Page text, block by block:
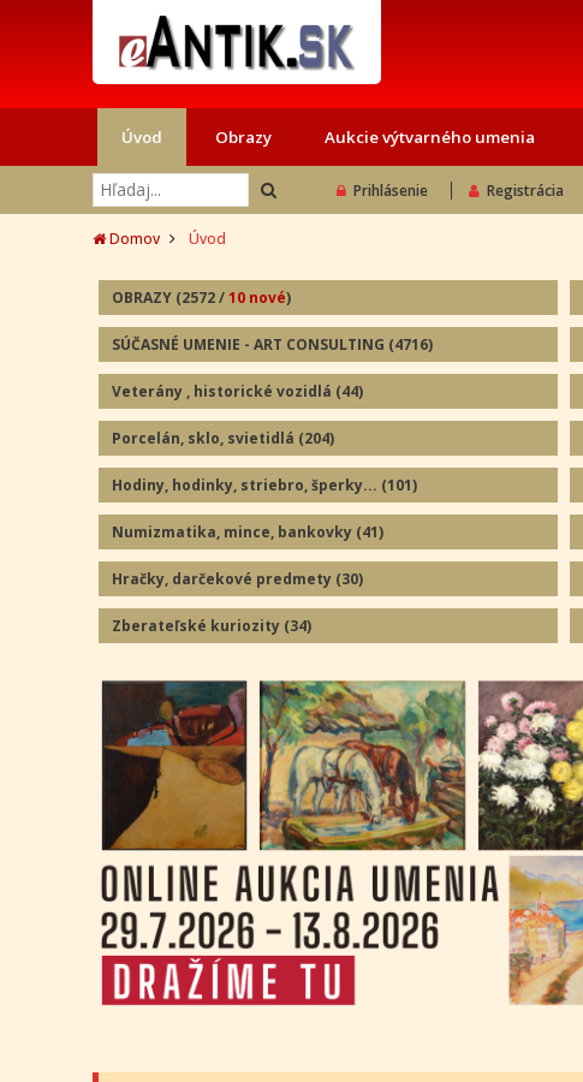
Úvod Obrazy Aukcie výtvarného umenia
Prihlásenie Registrácia
Domov Úvod
OBRAZY (2572/10 nové)
SÚČASNÉ UMENIE - ART CONSULTING (4716)
Veterány , historické vozidlá (44)
Porcelán, sklo, svietidlá (204)
Hodiny, hodinky, striebro, šperky... (101)
Numizmatika, mince, bankovky (41)
Hračky, darčekové predmety (30)
Zberateľské kuriozity (34)